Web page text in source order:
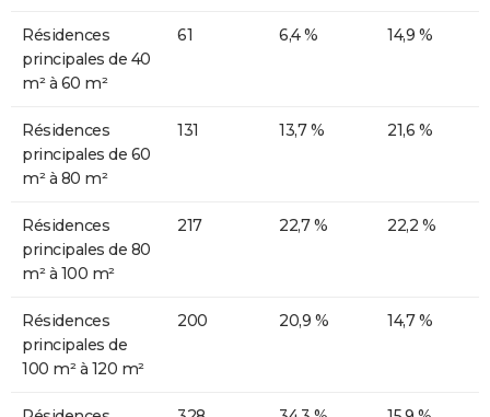
Résidences
principales de 40
m² à 60 m²
61 6,4 % 14,9 %
Résidences
principales de 60
m² à 80 m²
131 13,7 % 21,6 %
Résidences
principales de 80
m² à 100 m²
217 22,7 % 22,2 %
Résidences
principales de
100 m² à 120 m²
200 20,9 % 14,7 %